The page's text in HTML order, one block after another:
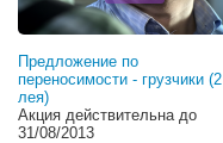
Предложение по
переносимости - грузчики (2
лея)
Акция действительна до
31/08/2013